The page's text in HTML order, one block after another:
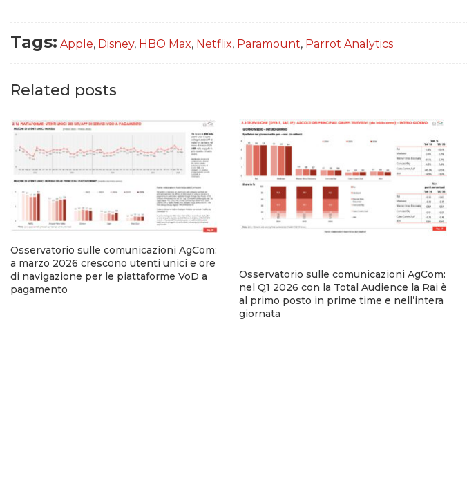
Tags: Apple, Disney, HBO Max, Netflix, Paramount, Parrot Analytics
Related posts
Osservatorio sulle comunicazioni AgCom:
a marzo 2026 crescono utenti unici e ore
di navigazione per le piattaforme VoD a
pagamento
Osservatorio sulle comunicazioni AgCom:
nel Q1 2026 con la Total Audience la Rai è
al primo posto in prime time e nell’intera
giornata